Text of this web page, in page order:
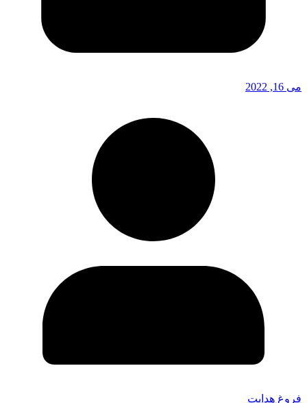
می 16, 2022
فروغ هدایت